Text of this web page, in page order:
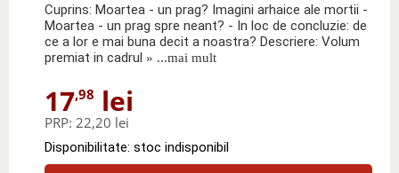
Cuprins: Moartea - un prag? Imagini arhaice ale mortii -
Moartea - un prag spre neant? - In loc de concluzie: de
ce a lor e mai buna decit a noastra? Descriere: Volum
premiat in cadrul » ...mai mult
17,98 lei
PRP: 22,20 lei
Disponibilitate: stoc indisponibil